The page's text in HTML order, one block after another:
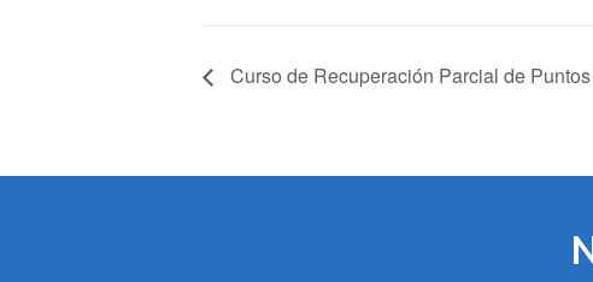
Curso de Recuperación Parcial de